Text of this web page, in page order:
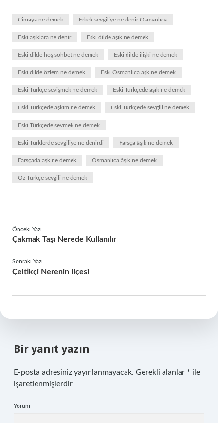
Cimaya ne demek Erkek sevgiliye ne denir Osmanlıca
Eski aşıklara ne denir Eski dilde aşık ne demek
Eski dilde hoş sohbet ne demek Eski dilde ilişki ne demek
Eski dilde özlem ne demek Eski Osmanlıca aşk ne demek
Eski Türkçe sevişmek ne demek Eski Türkçede aşık ne demek
Eski Türkçede aşkım ne demek Eski Türkçede sevgili ne demek
Eski Türkçede sevmek ne demek
Eski Türklerde sevgiliye ne denirdi Farsça âşık ne demek
Farsçada aşk ne demek Osmanlıca âşık ne demek
Öz Türkçe sevgili ne demek
Önceki Yazı
Çakmak Taşı Nerede Kullanılır
Sonraki Yazı
Çeltikçi Nerenin Ilçesi
Bir yanıt yazın
E-posta adresiniz yayınlanmayacak. Gerekli alanlar * ile
işaretlenmişlerdir
Yorum